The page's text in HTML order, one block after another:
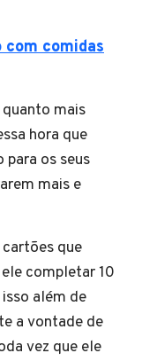
com comidas
mais
hora que
os seus
mais e
que
completar 10
além de
a vontade de
vez que ele